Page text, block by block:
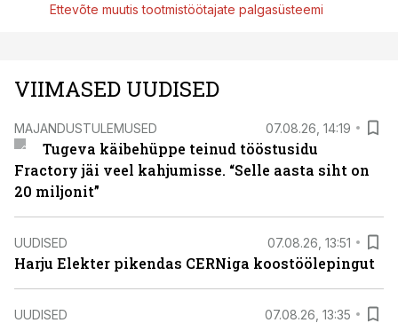
Ettevõte muutis tootmistöötajate palgasüsteemi
VIIMASED UUDISED
MAJANDUSTULEMUSED 07.08.26, 14:19
Tugeva käibehüppe teinud tööstusidu
Fractory jäi veel kahjumisse. “Selle aasta siht on
20 miljonit”
UUDISED 07.08.26, 13:51
Harju Elekter pikendas CERNiga koostöölepingut
UUDISED 07.08.26, 13:35